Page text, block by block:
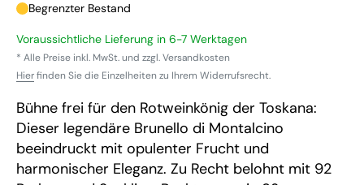
Bühne frei für den Rotweinkönig der Toskana:
Dieser legendäre Brunello di Montalcino
beeindruckt mit opulenter Frucht und
harmonischer Eleganz. Zu Recht belohnt mit 92
Begrenzter Bestand
Voraussichtliche Lieferung in 6-7 Werktagen
* Alle Preise inkl. MwSt. und zzgl. Versandkosten
Hierfinden Sie die Einzelheiten zu Ihrem Widerrufsrecht.